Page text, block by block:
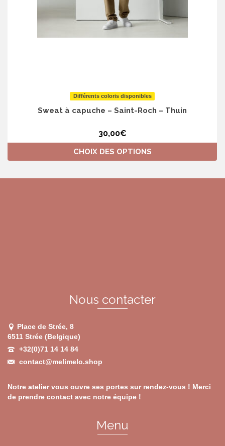
Différents coloris disponibles
Sweat à capuche – Saint-Roch – Thuin
30,00€
CHOIX DES OPTIONS
du
produit
Nous contacter
Place de Strée, 8
6511 Strée (Belgique)
+32(0)71 14 14 84
contact@melimelo.shop
Notre atelier vous ouvre ses portes sur rendez-vous ! Merci
de prendre contact avec notre équipe !
Menu